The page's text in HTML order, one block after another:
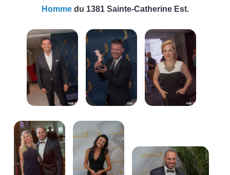
Homme du 1381 Sainte-Catherine Est.